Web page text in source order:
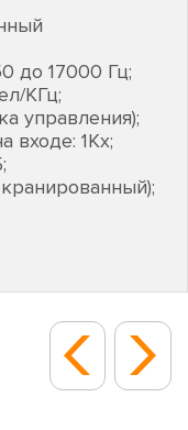
до 17000 Гц;
КГц;
управления);
входе: 1Kх;